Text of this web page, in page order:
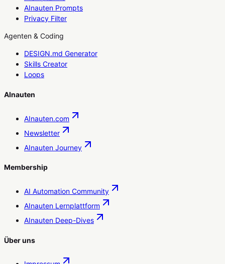
AInauten Prompts
Privacy Filter
Agenten & Coding
DESIGN.md Generator
Skills Creator
Loops
AInauten
AInauten.com
Newsletter
AInauten Journey
Membership
AI Automation Community
AInauten Lernplattform
AInauten Deep-Dives
Über uns